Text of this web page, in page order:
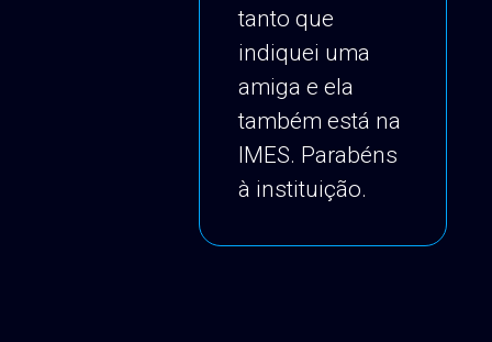
tanto que
indiquei uma
amiga e ela
também está na
IMES. Parabéns
à instituição.